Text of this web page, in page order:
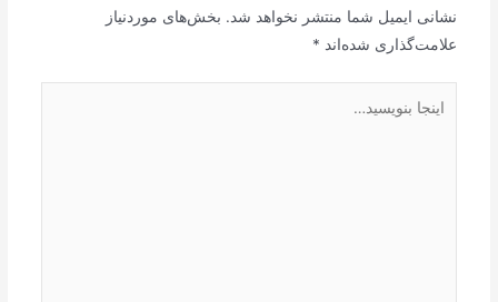
نشانی ایمیل شما منتشر نخواهد شد. بخش‌های موردنیاز
علامت‌گذاری شده‌اند *
بنویسید…